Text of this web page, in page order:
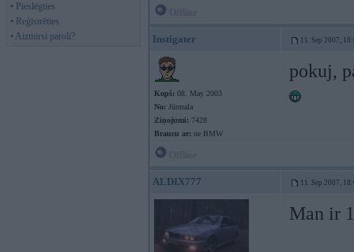
• Pieslēgties
• Reģistrēties
• Aizmirsi paroli?
Instigater 11. Sep 2007,
Kopš: 08. May 2003
No: Jūrmala
Ziņojumi: 7428
Braucu ar: ne BMW
pokuj,
ALDIX777 11. Sep 2007,
Man ir